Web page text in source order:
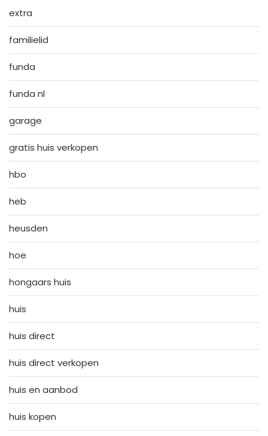
extra
familielid
funda
funda nl
garage
gratis huis verkopen
hbo
heb
heusden
hoe
hongaars huis
huis
huis direct
huis direct verkopen
huis en aanbod
huis kopen